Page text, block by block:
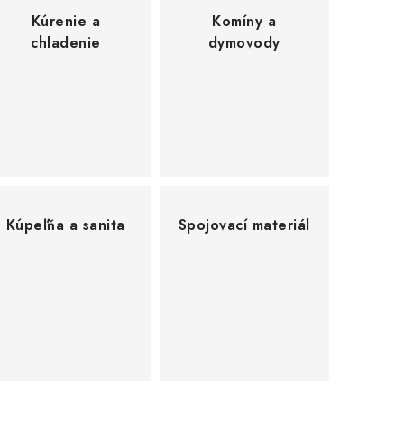
Kúrenie a
chladenie
Komíny a
dymovody
Kúpeľňa a sanita Spojovací materiál